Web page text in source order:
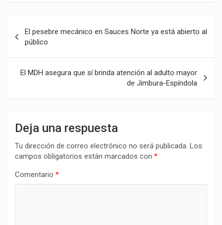
de
entradas
El pesebre mecánico en Sauces Norte ya está abierto al
público
El MDH asegura que sí brinda atención al adulto mayor
de Jimbura-Espíndola
Deja una respuesta
Tu dirección de correo electrónico no será publicada. Los
campos obligatorios están marcados con *
Comentario *